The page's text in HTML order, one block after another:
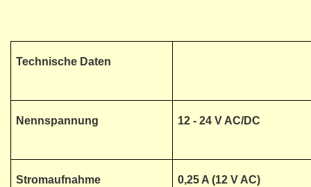
Technische Daten
Nennspannung 12 - 24 V AC/DC
Stromaufnahme
0,25 A (12 V AC)